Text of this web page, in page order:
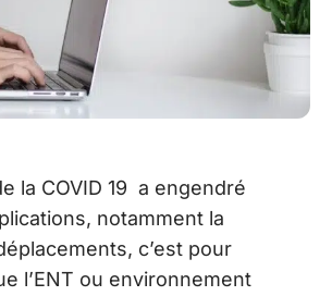
la COVID 19 a engendré
notamment la
c’est pour
l’ENT ou environnement